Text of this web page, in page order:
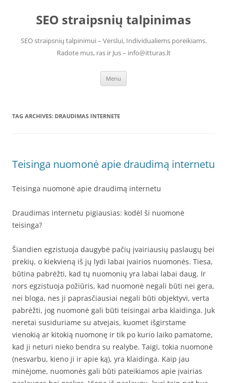
contentSEO straipsnių talpinimas
SEO straipsnių talpinimui – Verslui, Individualiems poreikiams.
Radote mus, ras ir Jus – info@itturas.lt
Menu
TAG ARCHIVES: DRAUDIMAS INTERNETE
Teisinga nuomonė apie draudimą internetu
Teisinga nuomonė apie draudimą internetu
Draudimas internetu pigiausias: kodėl ši nuomonė
teisinga?
Šiandien egzistuoja daugybė pačių įvairiausių paslaugų bei
prekių, o kiekvieną iš jų lydi labai įvairios nuomonės. Tiesa,
būtina pabrėžti, kad tų nuomonių yra labai labai daug. Ir
nors egzistuoja požiūris, kad nuomonė negali būti nei gera,
nei bloga, nes ji paprasčiausiai negali būti objektyvi, verta
pabrėžti, jog nuomonė gali būti teisingai arba klaidinga. Juk
neretai susiduriame su atvejais, kuomet išgirstame
vienokią ar kitokią nuomonę ir tik po kurio laiko pamatome,
kad ji neturi nieko bendra su realybe. Taigi, tokia nuomonė
(nesvarbu, kieno ji ir apie ką), yra klaidinga. Kaip jau
minėjome, nuomonės gali būti pateikiamos apie įvairias